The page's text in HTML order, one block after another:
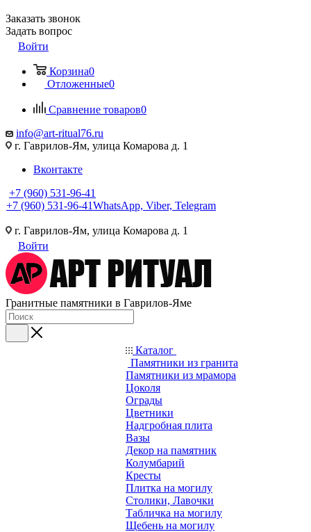
Заказать звонок
Задать вопрос
Войти
Корзина0
Отложенные0
Сравнение товаров0
info@art-ritual76.ru
г. Гаврилов-Ям, улица Комарова д. 1
Вконтакте
+7 (960) 531-96-41
+7 (960) 531-96-41WhatsApp, Viber, Telegram
г. Гаврилов-Ям, улица Комарова д. 1
Войти
Гранитные памятники в Гаврилов-Яме
Каталог
Памятники из гранита
Памятники из мрамора
Цоколя
Ограды
Цветники
Надгробная плита
Вазы
Декор на памятник
Колумбарий
Кресты
Плитка на могилу
Столики, Лавочки
Табличка на могилу
Щебень на могилу